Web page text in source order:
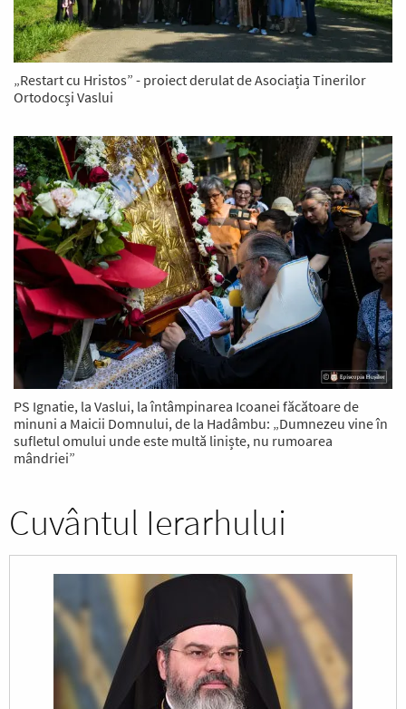
„Restart cu Hristos” - proiect derulat de Asociația Tinerilor
Ortodocși Vaslui
PS Ignatie, la Vaslui, la întâmpinarea Icoanei făcătoare de
minuni a Maicii Domnului, de la Hadâmbu: „Dumnezeu vine în
sufletul omului unde este multă liniște, nu rumoarea
mândriei”
Cuvântul Ierarhului